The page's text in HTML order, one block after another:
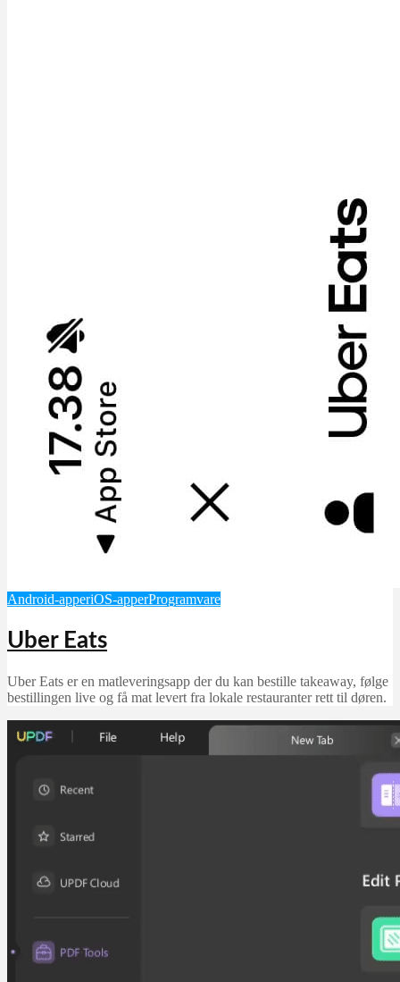
Android-apperiOS-apperProgramvare
Uber Eats
Uber Eats er en matleveringsapp der du kan bestille takeaway, følge
bestillingen live og få mat levert fra lokale restauranter rett til døren.